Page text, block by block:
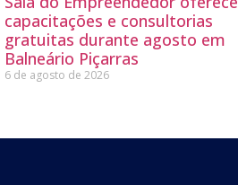
capacitações e consultorias
gratuitas durante agosto em
Balneário Piçarras
6 de agosto de 2026